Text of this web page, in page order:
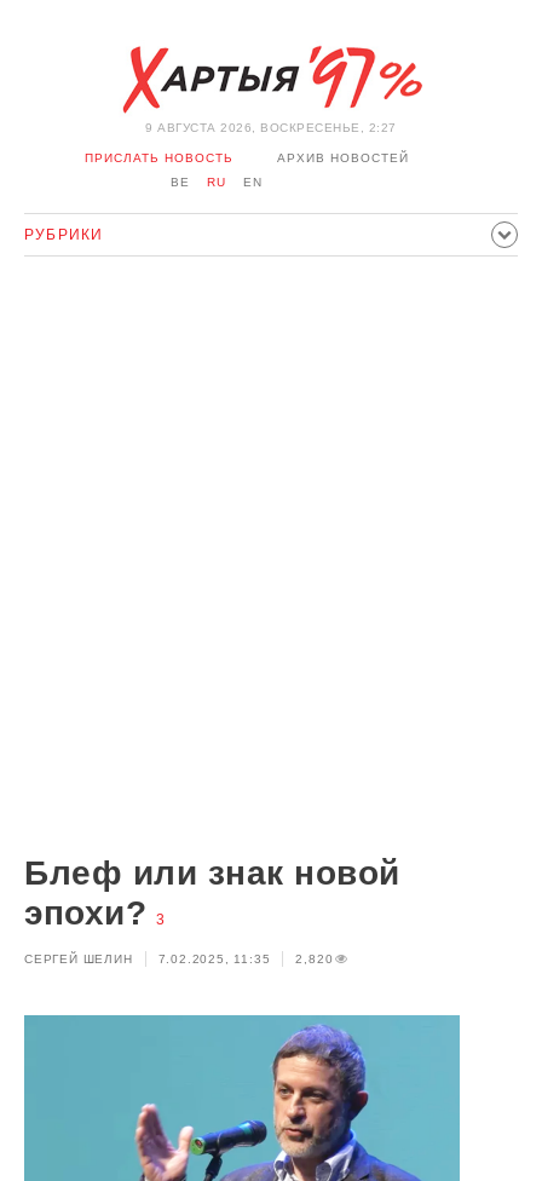
9 АВГУСТА 2026, ВОСКРЕСЕНЬЕ, 2:27
ПРИСЛАТЬ НОВОСТЬ
АРХИВ НОВОСТЕЙ
BE
RU EN
РУБРИКИ
Блеф или знак новой
эпохи?
3
СЕРГЕЙ ШЕЛИН 7.02.2025, 11:35 2,820